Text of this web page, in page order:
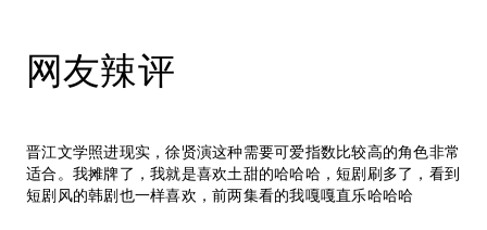
网友辣评
晋江文学照进现实，徐贤演这种需要可爱指数比较高的角色非常
适合。我摊牌了，我就是喜欢土甜的哈哈哈，短剧刷多了，看到
短剧风的韩剧也一样喜欢，前两集看的我嘎嘎直乐哈哈哈